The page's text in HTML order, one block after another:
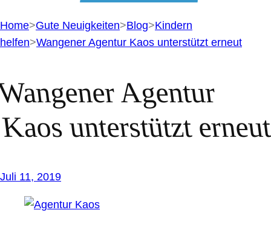
Home>Gute Neuigkeiten>Blog>Kindern
helfen>Wangener Agentur Kaos unterstützt erneut
Agentur
Kaos unterstützt
Juli 11, 2019